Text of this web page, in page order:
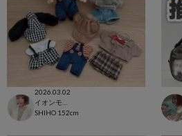
2026.03.02
SHIHO 152cm